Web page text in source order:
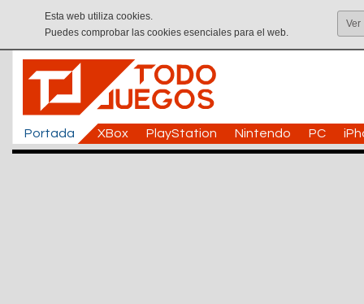
Esta web utiliza cookies.
Puedes comprobar las cookies esenciales para el web.
Ver
Portada XBox PlayStation Nintendo PC